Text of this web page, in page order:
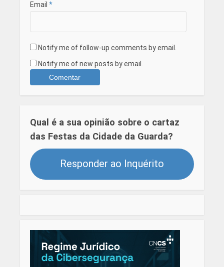
Email *
Notify me of follow-up comments by email.
Notify me of new posts by email.
Qual é a sua opinião sobre o cartaz
das Festas da Cidade da Guarda?
Responder ao Inquérito